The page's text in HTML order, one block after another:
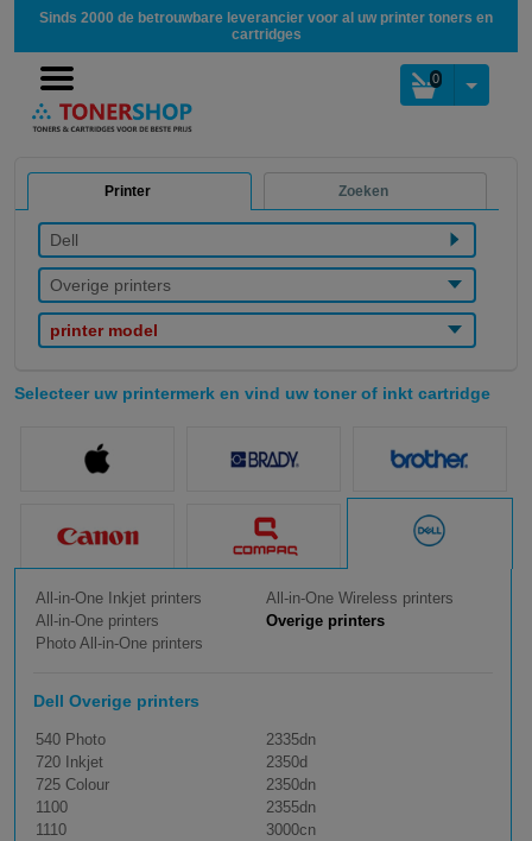
Sinds 2000 de betrouwbare leverancier voor al uw printer toners en
cartridges
0
Printer Zoeken
Dell
Overige printers
printer model
Selecteer uw printermerk en vind uw toner of inkt cartridge
All-in-One Inkjet printers
All-in-One printers
All-in-One Wireless printers
Overige printers
Photo All-in-One printers
Dell Overige printers
540 Photo
720 Inkjet
725 Colour
1100
1110
2335dn
2350d
2350dn
2355dn
3000cn